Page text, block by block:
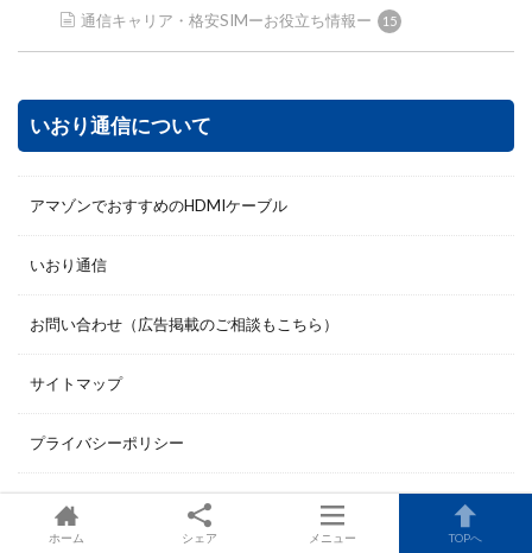
通信キャリア・格安SIMーお役立ち情報ー 15
いおり通信について
アマゾンでおすすめのHDMIケーブル
いおり通信
お問い合わせ（広告掲載のご相談もこちら）
サイトマップ
プライバシーポリシー
広告について
ホーム シェア メニュー TOPへ